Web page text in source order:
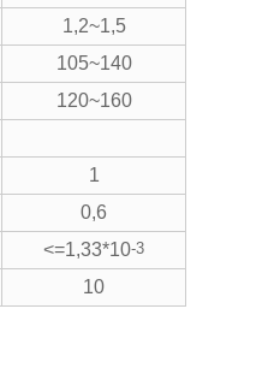
1,2~1,5
105~140
120~160
1
0,6
<=1,33*10-3
10